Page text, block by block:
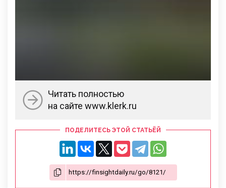
Читать полностью
на сайте www.klerk.ru
ПОДЕЛИТЕСЬ ЭТОЙ СТАТЬЁЙ